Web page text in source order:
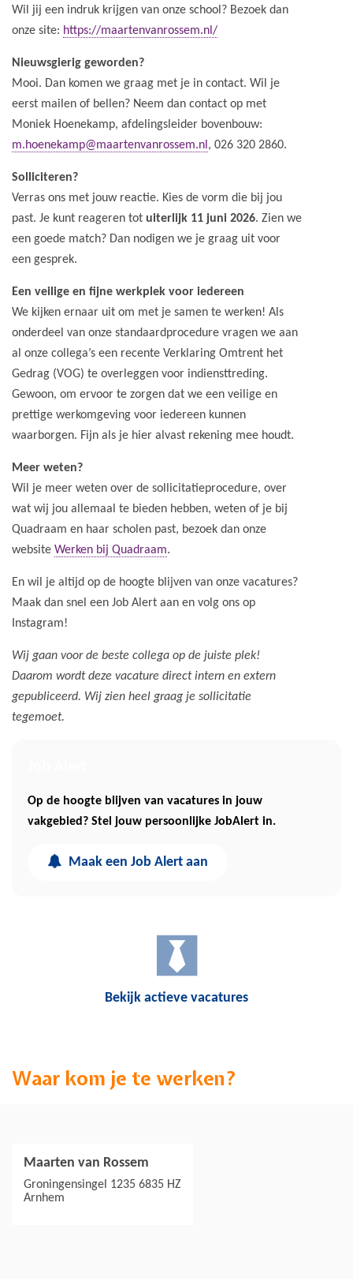
Wil jij een indruk krijgen van onze school? Bezoek dan
onze site: https://maartenvanrossem.nl/
Nieuwsgierig geworden?
Mooi. Dan komen we graag met je in contact. Wil je
eerst mailen of bellen? Neem dan contact op met
Moniek Hoenekamp, afdelingsleider bovenbouw:
m.hoenekamp@maartenvanrossem.nl , 026 320 2860.
Solliciteren?
Verras ons met jouw reactie. Kies de vorm die bij jou
past. Je kunt reageren tot uiterlijk 11 juni 2026. Zien we
een goede match? Dan nodigen we je graag uit voor
een gesprek.
Een veilige en fijne werkplek voor iedereen
We kijken ernaar uit om met je samen te werken! Als
onderdeel van onze standaardprocedure vragen we aan
al onze collega’s een recente Verklaring Omtrent het
Gedrag (VOG) te overleggen voor indiensttreding.
Gewoon, om ervoor te zorgen dat we een veilige en
prettige werkomgeving voor iedereen kunnen
waarborgen. Fijn als je hier alvast rekening mee houdt.
Meer weten?
Wil je meer weten over de sollicitatieprocedure, over
wat wij jou allemaal te bieden hebben, weten of je bij
Quadraam en haar scholen past, bezoek dan onze
website Werken bij Quadraam.
En wil je altijd op de hoogte blijven van onze vacatures?
Maak dan snel een Job Alert aan en volg ons op
Instagram!
Wij gaan voor de beste collega op de juiste plek!
Daarom wordt deze vacature direct intern en extern
gepubliceerd. Wij zien heel graag je sollicitatie
tegemoet.
Op de hoogte blijven van vacatures in jouw
vakgebied? Stel jouw persoonlijke JobAlert in.
Maak een Job Alert aan
Bekijk actieve vacatures
Waar kom je te werken?
Maarten van Rossem
Groningensingel 1235 6835 HZ
Arnhem